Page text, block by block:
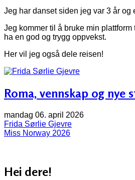
Jeg har danset siden jeg var 3 år
Jeg kommer til å bruke min
ha en god og trygg oppvekst.
Her vil jeg også dele reisen!
Roma, vennskap og nye
mandag 06. april 2026
Frida Sørlie Gjevre
Miss Norway 2026
Hei dere!